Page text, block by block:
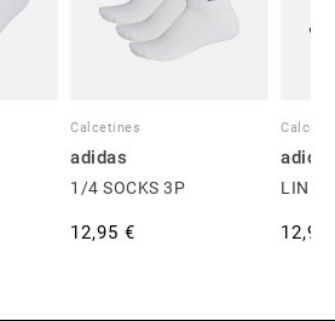
Calcetines
adidas
1/4 SOCKS 3P
12,95 €
LINER
12,95